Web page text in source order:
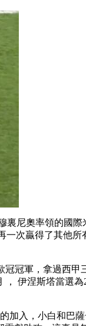
尼奧率領的國
再一次贏得了其
，拿過西甲
， 伊涅斯塔當
，小白和巴薩